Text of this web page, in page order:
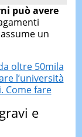
può avere
un
oltre 50mila
l’università
Come fare
e